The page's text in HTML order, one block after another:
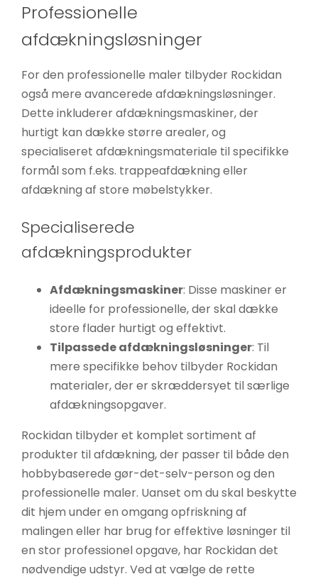
Professionelle
afdækningsløsninger
For den professionelle maler tilbyder Rockidan
også mere avancerede afdækningsløsninger.
Dette inkluderer afdækningsmaskiner, der
hurtigt kan dække større arealer, og
specialiseret afdækningsmateriale til specifikke
formål som f.eks. trappeafdækning eller
afdækning af store møbelstykker.
Specialiserede
afdækningsprodukter
Afdækningsmaskiner: Disse maskiner er
ideelle for professionelle, der skal dække
store flader hurtigt og effektivt.
Tilpassede afdækningsløsninger: Til
mere specifikke behov tilbyder Rockidan
materialer, der er skræddersyet til særlige
afdækningsopgaver.
Rockidan tilbyder et komplet sortiment af
produkter til afdækning, der passer til både den
hobbybaserede gør-det-selv-person og den
professionelle maler. Uanset om du skal beskytte
dit hjem under en omgang opfriskning af
malingen eller har brug for effektive løsninger til
en stor professionel opgave, har Rockidan det
nødvendige udstyr. Ved at vælge de rette